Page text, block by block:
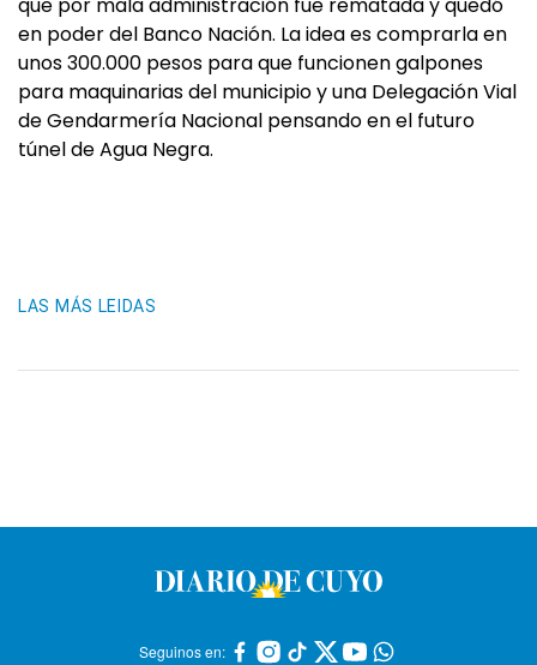
en poder del Banco Nación. La idea es comprarla en
unos 300.000 pesos para que funcionen galpones
para maquinarias del municipio y una Delegación Vial
de Gendarmería Nacional pensando en el futuro
túnel de Agua Negra.
LAS MÁS LEIDAS
Seguinos en: